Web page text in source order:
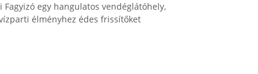
egy hangulatos vendéglátóhely,
élményhez édes frissítőket